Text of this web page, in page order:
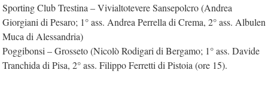
Sporting Club Trestina – Vivialtotevere Sansepolcro (Andrea
Giorgiani di Pesaro; 1° ass. Andrea Perrella di Crema, 2° ass. Albulen
Muca di Alessandria)
Poggibonsi – Grosseto (Nicolò Rodigari di Bergamo; 1° ass. Davide
Tranchida di Pisa, 2° ass. Filippo Ferretti di Pistoia (ore 15).